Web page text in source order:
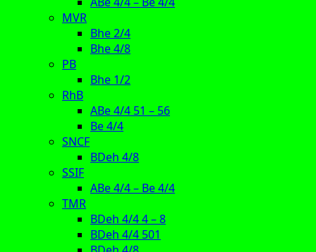
MVR
Bhe 2/4
Bhe 4/8
PB
Bhe 1/2
RhB
ABe 4/4 51 – 56
Be 4/4
SNCF
BDeh 4/8
SSIF
ABe 4/4 – Be 4/4
TMR
BDeh 4/4 4 – 8
BDeh 4/4 501